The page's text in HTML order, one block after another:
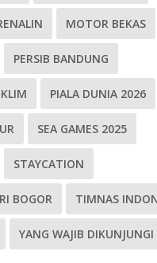
MOTOR BEKAS
PERSIB BANDUNG
PIALA DUNIA 2026
SEA GAMES 2025
STAYCATION
BOGOR TIMNAS
YANG WAJIB DIKUNJUNGI